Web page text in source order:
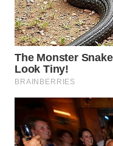
KUNINGAN
WN
WN
SUBANG
WN
SUKABUMI